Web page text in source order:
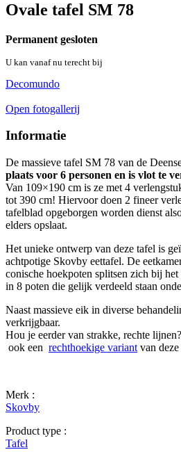
Ovale tafel SM 78
Permanent gesloten
U kan vanaf nu terecht bij
Decomundo
Open fotogallerij
Informatie
De massieve tafel SM 78 van de
plaats voor 6 personen en is vlot te
Van 109×190 cm is ze met 4
tot 390 cm! Hiervoor doen 2 fineer
tafelblad opgeborgen worden dienst
elders opslaat.
Het unieke ontwerp van deze tafel is
achtpotige Skovby eettafel. De
conische hoekpoten splitsen zich bij
in 8 poten die gelijk verdeeld staan
Naast massieve eik in diverse
verkrijgbaar.
Hou je eerder van strakke, rechte
ook een rechthoekige variant van
Merk :
Skovby
Product type :
Tafel